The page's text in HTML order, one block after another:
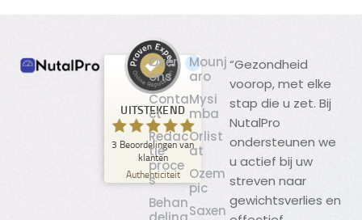
UITSTEKEND
3 Beoordelingen van
klanten
Authenticiteit
Klantbeoordelingen en ervaringen
voor
NutalPro
100
%
Aanbevolen op
ProvenExpert.com
UITSTEKEND
Over
ons
Conta
ct
Redac
tie
proce
s
Behan
Mounj
aro
Mysi
mba
Orlist
at
Ozem
pic
Saxen
“Gezondheid
voorop, met elke
stap die u zet. Bij
NutalPro
ondersteunen we
u actief bij uw
streven naar
gewichtsverlies en